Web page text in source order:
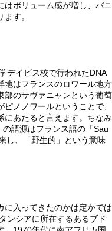
はボリューム感が増し、バニ
す。
デイビス校で行われたDNA
地はフランスのロワール地方
部のサヴァニャンという葡萄
ノノワールということで、
にあたると言えます。ちなみ
語源はフランス語の「Sau
し、「野生的」という意味
に入ってきたのかは定かでは
ンシアに所在するあるブド